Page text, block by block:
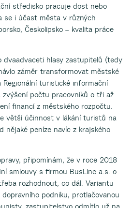
středisko pracuje dost nebo
se i účast města v různých
Českolipsko – kvalita práce
dvaadvaceti hlasy zastupitelů (tedy
záměr transformovat městské
turistické informační
zvýšení počtu pracovníků o tři až
financí z městského rozpočtu.
větší účinnost v lákání turistů na
nějaké peníze navíc z krajského
připomínám, že v roce 2018
smlouvy s firmou BusLine a.s. o
rozhodnout, co dál. Variantu
podniku, protlačovanou